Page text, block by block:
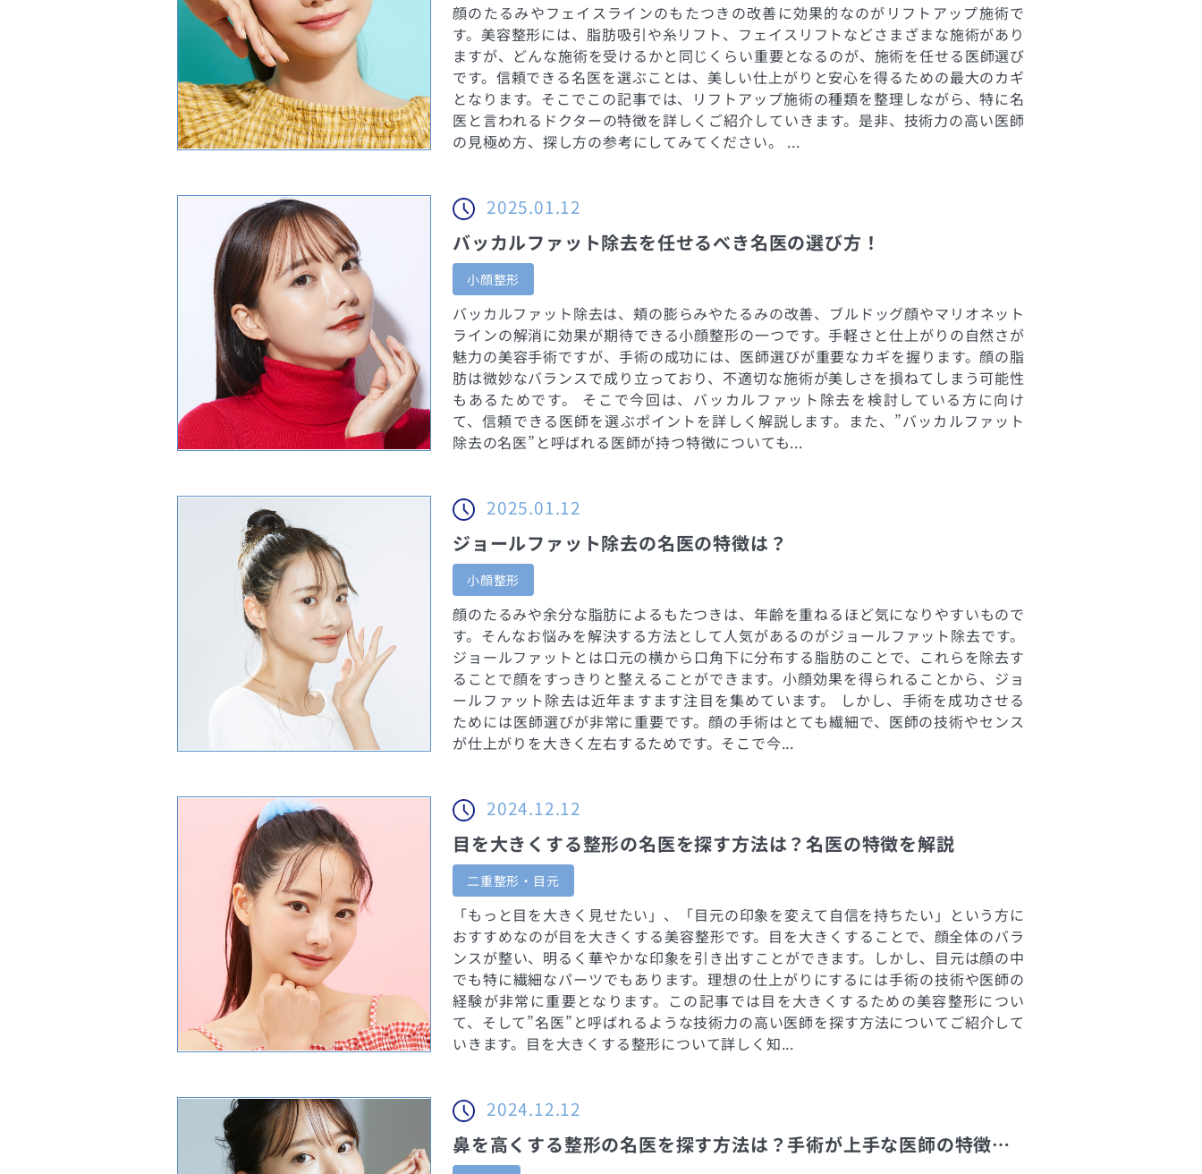
顔のたるみやフェイスラインのもたつきの改善に効果的なのがリフトアップ施術で
す。美容整形には、脂肪吸引や糸リフト、フェイスリフトなどさまざまな施術があり
ますが、どんな施術を受けるかと同じくらい重要となるのが、施術を任せる医師選び
です。信頼できる名医を選ぶことは、美しい仕上がりと安心を得るための最大のカギ
となります。そこでこの記事では、リフトアップ施術の種類を整理しながら、特に名
医と言われるドクターの特徴を詳しくご紹介していきます。是非、技術力の高い医師
の見極め方、探し方の参考にしてみてください。 ...
2025.01.12
バッカルファット除去を任せるべき名医の選び方！
小顔整形
バッカルファット除去は、頬の膨らみやたるみの改善、ブルドッグ顔やマリオネット
ラインの解消に効果が期待できる小顔整形の一つです。手軽さと仕上がりの自然さが
魅力の美容手術ですが、手術の成功には、医師選びが重要なカギを握ります。顔の脂
肪は微妙なバランスで成り立っており、不適切な施術が美しさを損ねてしまう可能性
もあるためです。 そこで今回は、バッカルファット除去を検討している方に向け
て、信頼できる医師を選ぶポイントを詳しく解説します。また、”バッカルファット
除去の名医”と呼ばれる医師が持つ特徴についても...
2025.01.12
ジョールファット除去の名医の特徴は？
小顔整形
顔のたるみや余分な脂肪によるもたつきは、年齢を重ねるほど気になりやすいもので
す。そんなお悩みを解決する方法として人気があるのがジョールファット除去です。
ジョールファットとは口元の横から口角下に分布する脂肪のことで、これらを除去す
ることで顔をすっきりと整えることができます。小顔効果を得られることから、ジョ
ールファット除去は近年ますます注目を集めています。 しかし、手術を成功させる
ためには医師選びが非常に重要です。顔の手術はとても繊細で、医師の技術やセンス
が仕上がりを大きく左右するためです。そこで今...
2024.12.12
目を大きくする整形の名医を探す方法は？名医の特徴を解説
二重整形・目元
「もっと目を大きく見せたい」、「目元の印象を変えて自信を持ちたい」という方に
おすすめなのが目を大きくする美容整形です。目を大きくすることで、顔全体のバラ
ンスが整い、明るく華やかな印象を引き出すことができます。しかし、目元は顔の中
でも特に繊細なパーツでもあります。理想の仕上がりにするには手術の技術や医師の
経験が非常に重要となります。この記事では目を大きくするための美容整形につい
て、そして”名医”と呼ばれるような技術力の高い医師を探す方法についてご紹介して
いきます。目を大きくする整形について詳しく知...
2024.12.12
鼻を高くする整形の名医を探す方法は？手術が上手な医師の特徴を解説